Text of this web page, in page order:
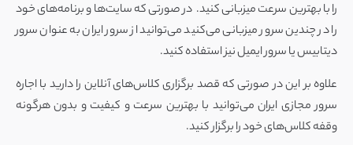
را با بهترین سرعت میزبانی کنید. در صورتی که سایت‌ها و برنامه‌های خود
را در چندین سرور میزبانی می‌کنید می‌توانید از سرور ایران به عنوان سرور
دیتابیس یا سرور ایمیل نیز استفاده کنید.
علاوه بر این در صورتی که قصد برگزاری کلاس‌های آنلاین را دارید با اجاره
سرور مجازی ایران می‌توانید با بهترین سرعت و کیفیت و بدون هرگونه
وقفه کلاس‌های خود را برگزار کنید.